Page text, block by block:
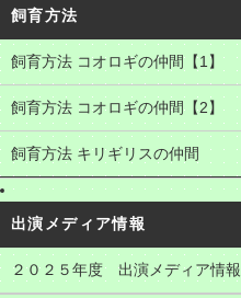
飼育方法
飼育方法 コオロギの仲間【1】
飼育方法 コオロギの仲間【2】
飼育方法 キリギリスの仲間
出演メディア情報
２０２５年度 出演メディア情報